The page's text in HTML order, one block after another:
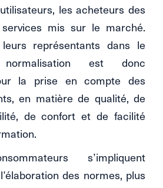
les acheteurs des
mis sur le marché.
leurs représentants dans le
est donc
la prise en compte des
en matière de qualité, de
de confort et de facilité
s’impliquent
des normes, plus